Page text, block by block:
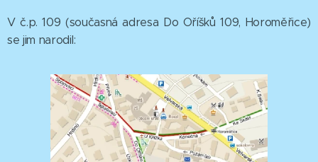
V č.p. 109 (současná adresa Do Oříšků 109, Horoměřice)
se jim narodil: